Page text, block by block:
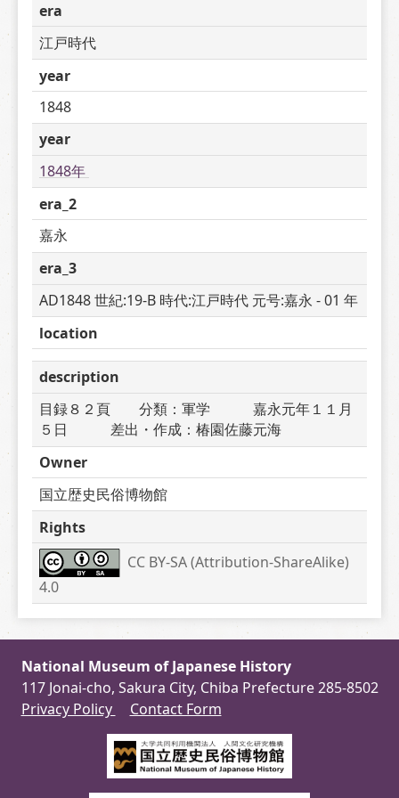
era
江戸時代
year
1848
year
1848年
era_2
嘉永
era_3
AD1848 世紀:19-B 時代:江戸時代 元号:嘉永 - 01 年
location
description
目録８２頁　　分類：軍学　　　嘉永元年１１月
５日　　　差出・作成：椿園佐藤元海
Owner
国立歴史民俗博物館
Rights
CC BY-SA (Attribution-ShareAlike)
4.0
National Museum of Japanese History
117 Jonai-cho, Sakura City, Chiba Prefecture 285-8502
Privacy Policy
Contact Form